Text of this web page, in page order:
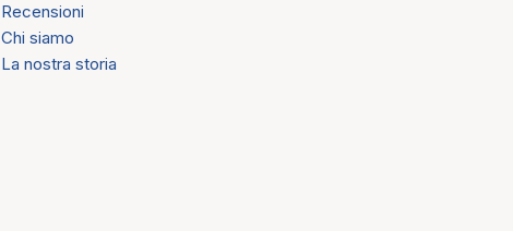
Recensioni
Chi siamo
La nostra storia